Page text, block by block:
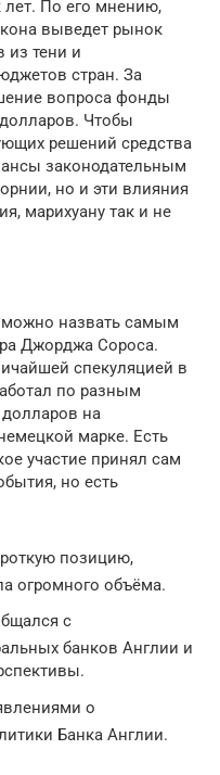
лет. По его мнению,
выведет рынок
из тени и
стран. За
вопроса фонды
Чтобы
решений средства
законодательным
но и эти влияния
марихуану так и не
можно назвать самым
Джорджа Сороса.
спекуляцией в
по разным
на
марке. Есть
участие принял сам
но есть
позицию,
огромного объёма.
с
банков Англии и
о
Банка Англии.